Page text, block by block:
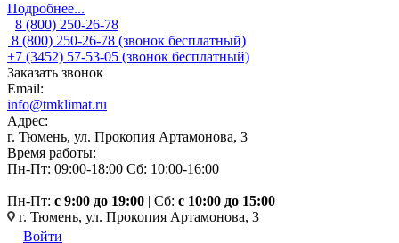
Подробнее...
8 (800) 250-26-78
8 (800) 250-26-78 (звонок бесплатный)
+7 (3452) 57-53-05 (звонок бесплатный)
Заказать звонок
Email:
info@tmklimat.ru
Адрес:
г. Тюмень, ул. Прокопия Артамонова, 3
Время работы:
Пн-Пт: 09:00-18:00 Сб: 10:00-16:00
Пн-Пт: c 9:00 до 19:00 | Сб: с 10:00 до 15:00
г. Тюмень, ул. Прокопия Артамонова, 3
Войти